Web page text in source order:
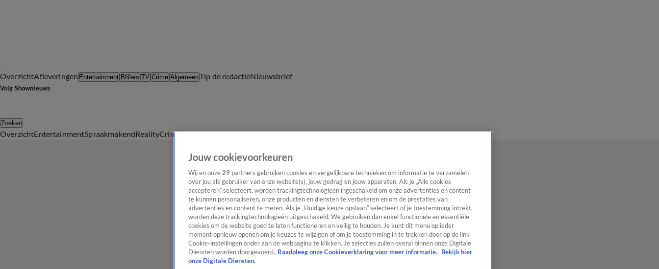
OverzichtAfleveringen Entertainment BN'ers TV Crime AlgemeenTip de redactieNieuwsbrief
Volg Shownieuws
Zoeken
OverzichtEntertainmentSpraakmakendRealityCrimeVideo'sAfleveringen
Jouw cookievoorkeuren
Wij en onze 29 partners gebruiken cookies en vergelijkbare technieken om informatie te verzamelen
over jou als gebruiker van onze website(s), jouw gedrag en jouw apparaten. Als je „Alle cookies
accepteren” selecteert, worden trackingtechnologieën ingeschakeld om onze advertenties en content
te kunnen personaliseren, onze producten en diensten te verbeteren en om de prestaties van
advertenties en content te meten. Als je „Huidige keuze opslaan” selecteert of je toestemming intrekt,
worden deze trackingtechnologieën uitgeschakeld. We gebruiken dan enkel functionele en essentiële
cookies om de website goed te laten functioneren en veilig te houden. Je kunt dit menu op ieder
moment opnieuw openen om je keuzes te wijzigen of om je toestemming in te trekken door op de link
Cookie-instellingen onder aan de webpagina te klikken. Je selecties zullen overal binnen onze Digitale
Diensten worden doorgevoerd. Raadpleeg onze Cookieverklaring voor meer informatie.
Bekijk hier
onze Digitale Diensten.